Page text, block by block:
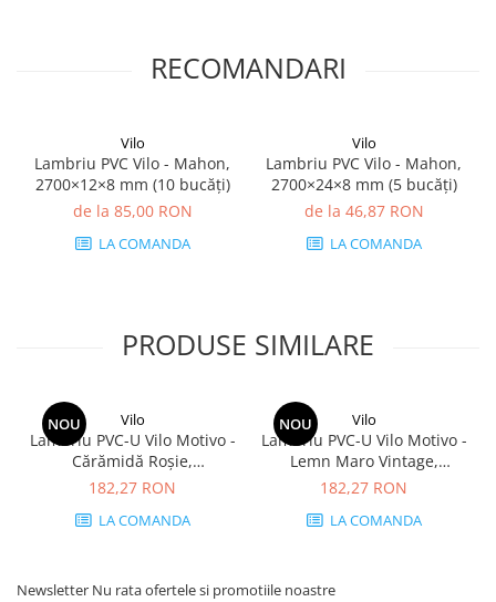
RECOMANDARI
Vilo
Lambriu PVC Vilo - Mahon,
2700×12×8 mm (10 bucăți)
de la 85,00 RON
LA COMANDA
Vilo
Lambriu PVC Vilo - Mahon,
2700×24×8 mm (5 bucăți)
de la 46,87 RON
LA COMANDA
PRODUSE SIMILARE
NOU Vilo
Lambriu PVC-U Vilo Motivo -
Cărămidă Roșie,
2650×250×8 mm, 2.65
182,27 RON
LA COMANDA
NOU Vilo
Lambriu PVC-U Vilo Motivo -
Lemn Maro Vintage,
2650×250×8 mm, 2.65
182,27 RON
LA COMANDA
Newsletter Nu rata ofertele si promotiile noastre